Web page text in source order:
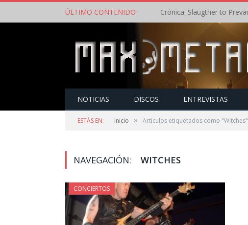
ÚLTIMO CONTENIDO
NOTICIAS DISCOS ENTREVISTAS
ESTÁS EN: Inicio » Artículos etiquetados como "Witches"
NAVEGACIÓN: WITCHES
CONCIERTOS